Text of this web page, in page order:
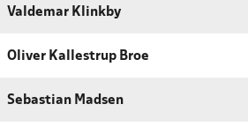
Valdemar Klinkby
Oliver Kallestrup Broe
Sebastian Madsen